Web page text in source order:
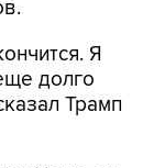
Я
долго
Трамп